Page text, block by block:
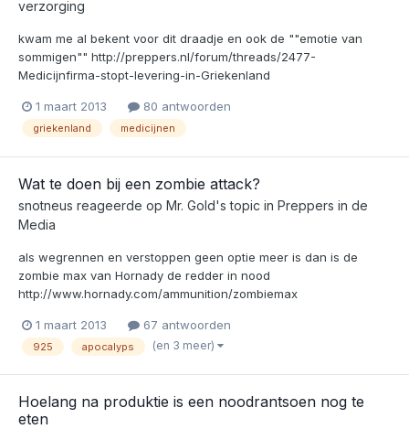
verzorging
kwam me al bekent voor dit draadje en ook de ""emotie van
sommigen"" http://preppers.nl/forum/threads/2477-
Medicijnfirma-stopt-levering-in-Griekenland
1 maart 2013 80 antwoorden
griekenland medicijnen
Wat te doen bij een zombie attack?
snotneus reageerde op Mr. Gold's topic in Preppers in de
Media
als wegrennen en verstoppen geen optie meer is dan is de
zombie max van Hornady de redder in nood
http://www.hornady.com/ammunition/zombiemax
1 maart 2013 67 antwoorden
925 apocalyps (en 3 meer)
Hoelang na produktie is een noodrantsoen nog te
eten